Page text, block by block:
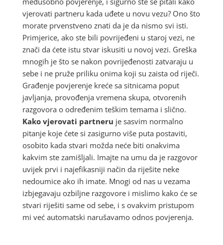
vjerovati partneru kada uđete u novu vezu? Ono što
morate prvenstveno znati da je da nismo svi isti.
Primjerice, ako ste bili povrijeđeni u staroj vezi, ne
znači da ćete istu stvar iskusiti u novoj vezi. Greška
mnogih je što se nakon povrijeđenosti zatvaraju u
sebe i ne pruže priliku onima koji su zaista od riječi.
Građenje povjerenje kreće sa sitnicama poput
javljanja, provođenja vremena skupa, otvorenih
razgovora o određenim teškim temama i slično.
Kako vjerovati partneru je sasvim normalno
pitanje koje ćete si zasigurno više puta postaviti,
osobito kada stvari možda neće biti onakvima
kakvim ste zamišljali. Imajte na umu da je razgovor
uvijek prvi i najefikasniji način da riješite neke
nedoumice ako ih imate. Mnogi od nas u vezama
izbjegavaju ozbiljne razgovore i mislimo kako će se
stvari riješiti same od sebe, i s ovakvim pristupom
mi već automatski narušavamo odnos povjerenja.